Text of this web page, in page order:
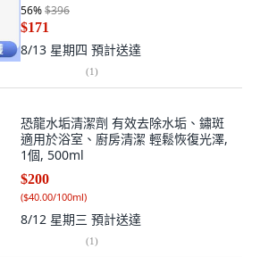
56%$396
$171
8/13 星期四 預計送達
(1)
恐龍水垢清潔劑 有效去除水垢、鏽斑
適用於浴室、廚房清潔 輕鬆恢復光澤,
1個, 500ml
$200
($40.00/100ml)
8/12 星期三 預計送達
(1)